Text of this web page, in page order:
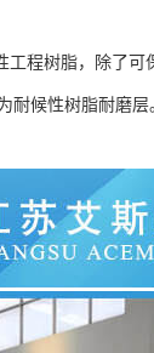
程树脂，除了
候性树脂耐磨